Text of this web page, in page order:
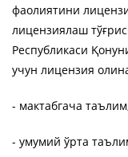
фаолиятини
лицензиялаш
Республикаси
учун лицензия
- мактабгача
- умумий ўрта